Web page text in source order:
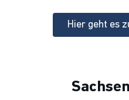
Hier geht es